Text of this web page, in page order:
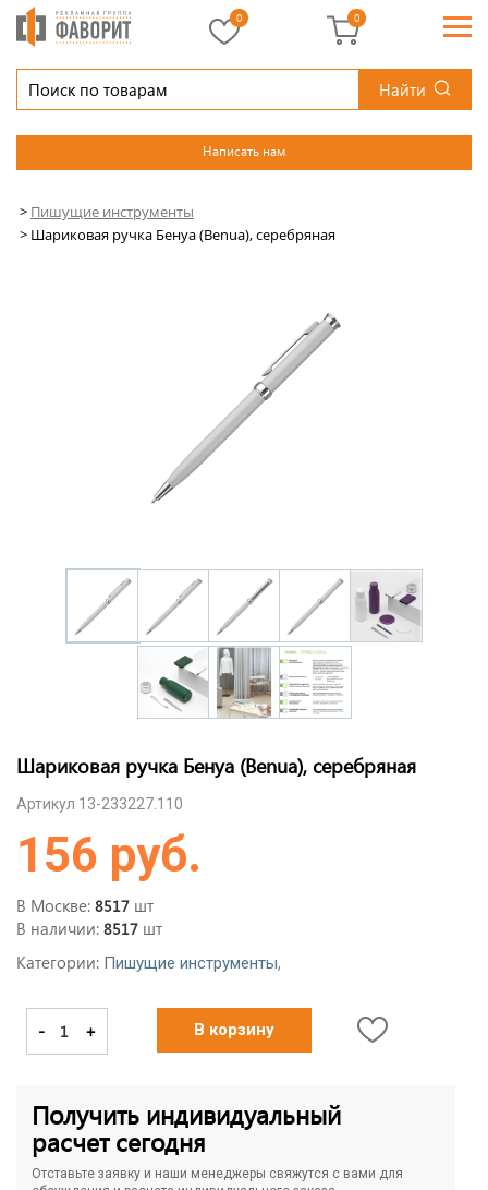
Найти
Написать нам
0 0
> Пишущие инструменты
> Шариковая ручка Бенуа (Benua), серебряная
Шариковая ручка Бенуа (Benua), серебряная
Артикул 13-233227.110
156 руб.
В Москве: 8517 шт
В наличии: 8517 шт
Категории: Пишущие инструменты,
- + В корзину
Получить индивидуальный
расчет сегодня
Отставьте заявку и наши менеджеры свяжутся с вами для